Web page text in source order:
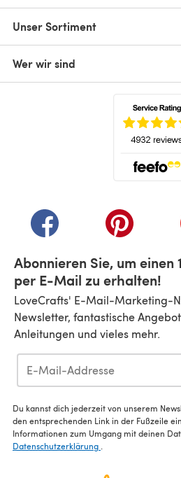
Unser Sortiment
Wer wir sind
(öffnet sich in einem(öffnet sich
Abonnieren Sie, um einen
per E-Mail zu erhalten!
LoveCrafts' E-Mail-Marketing-
Newsletter, fantastische
Anleitungen und vieles mehr.
Du kannst dich jederzeit von unserem
den entsprechenden Link in der Fußzeile
Informationen zum Umgang mit deinen
Datenschutzerklärung